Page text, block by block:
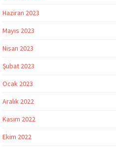
Haziran 2023
Mayıs 2023
Nisan 2023
Şubat 2023
Ocak 2023
Aralık 2022
Kasım 2022
Ekim 2022